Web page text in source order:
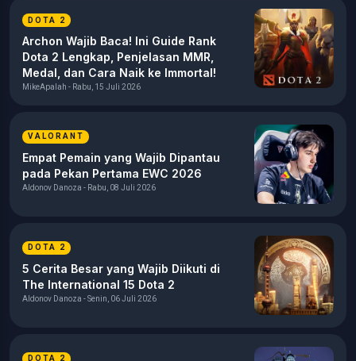
DOTA 2
Archon Wajib Baca! Ini Guide Rank
Dota 2 Lengkap, Penjelasan MMR,
Medal, dan Cara Naik ke Immortal!
MikeApalah - Rabu, 15 Juli 2026
VALORANT
Empat Pemain yang Wajib Dipantau
pada Pekan Pertama EWC 2026
Aldonov Danoza - Rabu, 08 Juli 2026
DOTA 2
5 Cerita Besar yang Wajib Diikuti di
The International 15 Dota 2
Aldonov Danoza - Senin, 06 Juli 2026
DOTA 2